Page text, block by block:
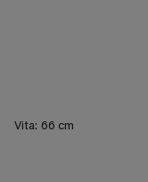
Vita: 66 cm